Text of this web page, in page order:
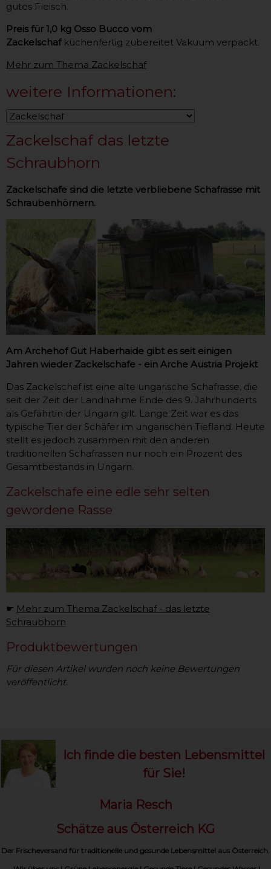
gutes Fleisch.
Preis für 1,0 kg Osso Bucco vom
Zackelschaf küchenfertig zubereitet Vakuum verpackt.
Mehr zum Thema Zackelschaf
weitere Informationen:
Zackelschaf das letzte
Schraubhorn
Zackelschafe sind die letzte verbliebene Schafrasse mit
Schraubenhörnern.
Am Archehof Gut Haberhaide gibt es seit einigen
Jahren wieder Zackelschafe - ein Arche Austria Projekt
Das Zackelschaf ist eine alte ungarische Schafrasse, die
seit der Zeit der Landnahme Ende des 9. Jahrhunderts
als Gefährtin der Ungarn gilt. Lange Zeit war es das
typische Tier der Schäfer im ungarischen Tiefland. Heute
stellt es jedoch zusammen mit den anderen
traditionellen Schafrassen nur noch ein Prozent des
Gesamtbestands in Ungarn.
Zackelschafe eine edle sehr selten
gewordene Rasse
☛ Mehr zum Thema Zackelschaf - das letzte
Schraubhorn
Produktbewertungen
Für diesen Artikel wurden noch keine Bewertungen
veröffentlicht.
Ich finde die besten Lebensmittel
für Sie!
Maria Resch
Schätze aus Österreich KG
Der Frischeversand für traditionelle und gesunde Lebensmittel aus Österreich.